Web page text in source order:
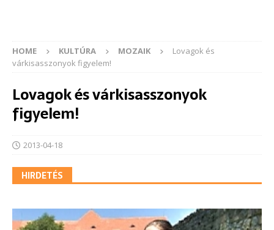
HOME KULTÚRA MOZAIK
Lovagok és
várkisasszonyok figyelem!
Lovagok és várkisasszonyok
figyelem!
2013-04-18
HIRDETÉS